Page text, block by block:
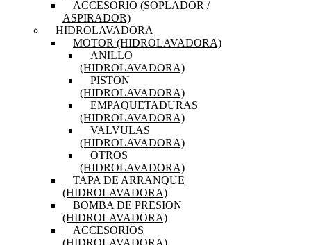
ACCESORIO (SOPLADOR /
ASPIRADOR)
HIDROLAVADORA
MOTOR (HIDROLAVADORA)
ANILLO
(HIDROLAVADORA)
PISTON
(HIDROLAVADORA)
EMPAQUETADURAS
(HIDROLAVADORA)
VALVULAS
(HIDROLAVADORA)
OTROS
(HIDROLAVADORA)
TAPA DE ARRANQUE
(HIDROLAVADORA)
BOMBA DE PRESION
(HIDROLAVADORA)
ACCESORIOS